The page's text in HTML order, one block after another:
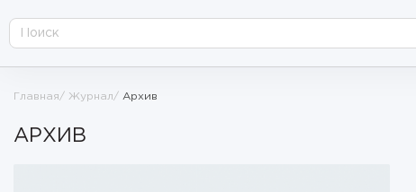
Главная Журнал Архив
АРХИВ